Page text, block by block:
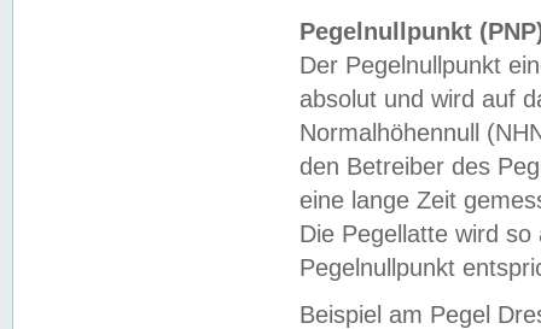
Pegelnullpunkt
Der Pegelnullpunkt
absolut und wird auf
Normalhöhennull
den Betreiber des
eine lange Zeit
Die Pegellatte wird
Pegelnullpunkt
Beispiel am Pegel